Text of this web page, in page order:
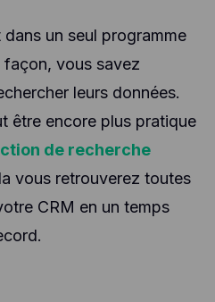
un seul programme
vous savez
leurs données.
être encore plus pratique
de recherche
vous retrouverez toutes
CRM en un temps